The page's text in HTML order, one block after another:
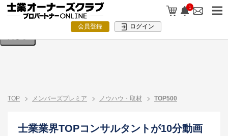
1
会員登録 ログイン
検索条件を入力してください。
TOP メンバーズプレミア ノウハウ・取材 TOP500
士業業界TOPコンサルタントが10分動画